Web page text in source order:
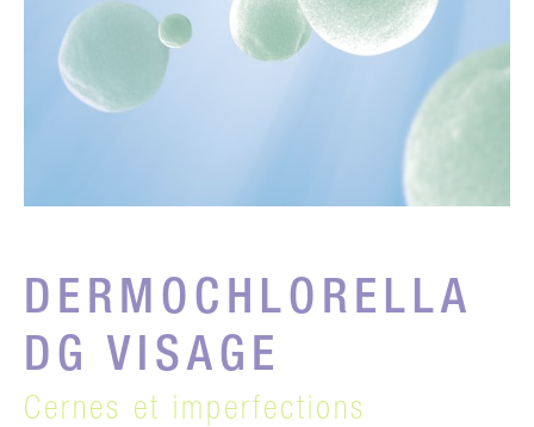
DERMOCHLORELLA
DG VISAGE
Cernes et imperfections